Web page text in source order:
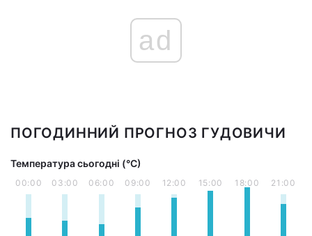
ad
ПОГОДИННИЙ ПРОГНОЗ ГУДОВИЧИ
Температура сьогодні (°С)
00:00 03:00 06:00 09:00 12:00 15:00 18:00 21:00